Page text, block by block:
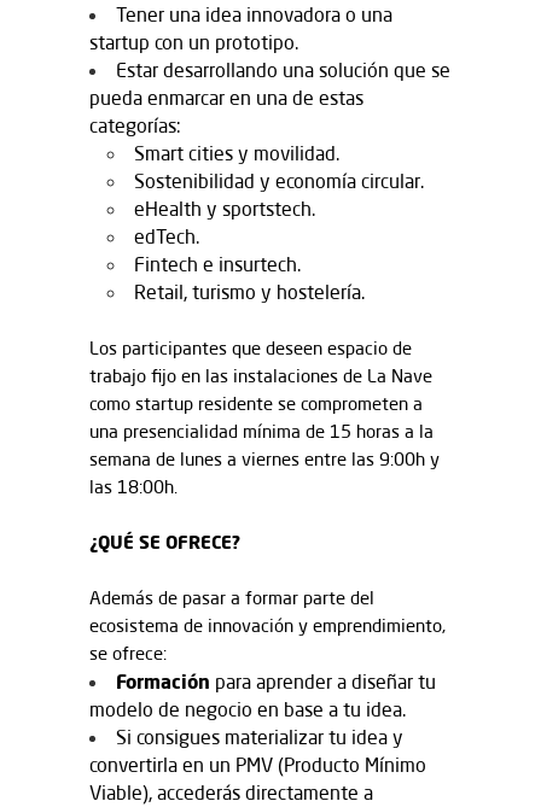
Tener una idea innovadora o una
startup con un prototipo.
Estar desarrollando una solución que se
pueda enmarcar en una de estas
categorías:
Smart cities y movilidad.
Sostenibilidad y economía circular.
eHealth y sportstech.
edTech.
Fintech e insurtech.
Retail, turismo y hostelería.
Los participantes que deseen espacio de
trabajo fijo en las instalaciones de La Nave
como startup residente se comprometen a
una presencialidad mínima de 15 horas a la
semana de lunes a viernes entre las 9:00h y
las 18:00h.
¿QUÉ SE OFRECE?
Además de pasar a formar parte del
ecosistema de innovación y emprendimiento,
se ofrece:
Formación para aprender a diseñar tu
modelo de negocio en base a tu idea.
Si consigues materializar tu idea y
convertirla en un PMV (Producto Mínimo
Viable), accederás directamente a